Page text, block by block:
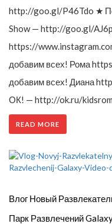
http://goo.gl/P46Tdo ★
Show — http://goo.gl/
https://
добавим всех! Рома
добавим всех! Диана
ОК! — http://ok.ru/
READ MORE
Влог Новый
Парк Развлечений